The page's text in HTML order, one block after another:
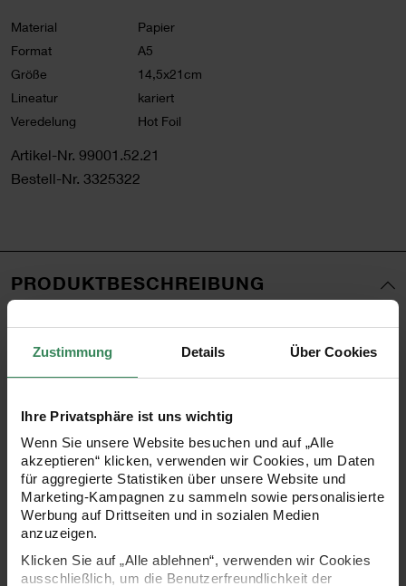
Zustimmung Details Über Cookies
Ihre Privatsphäre ist uns wichtig
Wenn Sie unsere Website besuchen und auf „Alle
akzeptieren“ klicken, verwenden wir Cookies, um Daten
für aggregierte Statistiken über unsere Website und
Marketing-Kampagnen zu sammeln sowie personalisierte
Werbung auf Drittseiten und in sozialen Medien
anzuzeigen.
Klicken Sie auf „Alle ablehnen“, verwenden wir Cookies
ausschließlich, um die Benutzerfreundlichkeit der
Material
Papier
Format
A5
Größe
14,5x21cm
Lineatur
kariert
Veredelung
Hot Foil
Artikel-Nr. 99001.52.21
Bestell-Nr. 3325322
PRODUKTBESCHREIBUNG
Diese coolen Notizbücher bieten ausreichend Platz um
alles Wichtige festhalten zu können. Die Notizbücher
haben jeweils 80 punktkarierte Seiten und der Umschlag
glänzt durch Hot Foil Details. Die Motive der Kollektion
Nature Matters zeigen organische Strukturen und Texturen:
Modernes grau mit edlen Hot Foil Punkten als Veredelung
sowie abstrakte Muster im warmen Karamell schmücken
die Deckblätter dieser Notizbücher. Das DIN A5 Format ist
super praktisch - so passen die Notizbücher in jede Tasche
und können überallhin mitgenommen werden. Je 80